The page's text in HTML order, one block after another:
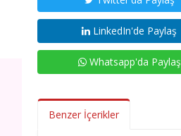
LinkedIn'de Paylaş
Whatsapp'da Paylaş
Benzer İçerikler